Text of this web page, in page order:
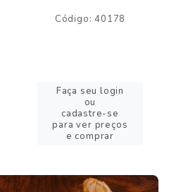
Código: 40178
Faça seu login
ou
cadastre-se
para ver preços
e comprar